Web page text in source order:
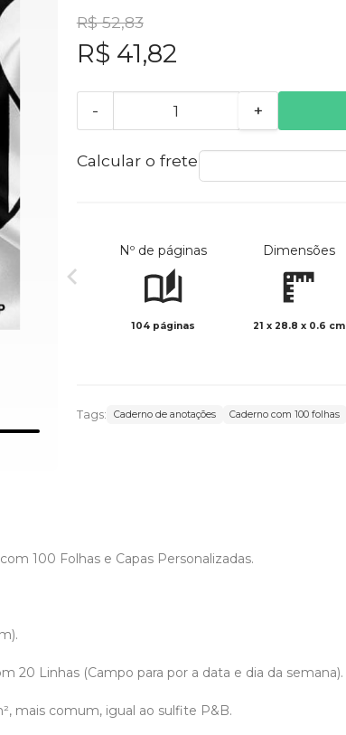
R$ 52,83
R$ 41,82
- +
Calcular o frete
Nº de páginas
104 páginas
Dimensões
21 x 28.8 x 0.6 cm
Tags: Caderno de anotações Caderno com 100 folhas
100 Folhas e Capas Personalizadas.
20 Linhas (Campo para por a data e dia da semana).
mais comum, igual ao sulfite P&B.